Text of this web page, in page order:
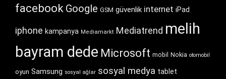
facebook Google GSM güvenlik internet iPad
iphone kampanya Mediamarkt Mediatrend melih
bayram dede Microsoft mobil Nokia otomobil
oyun Samsung sosyal ağlar sosyal medya tablet